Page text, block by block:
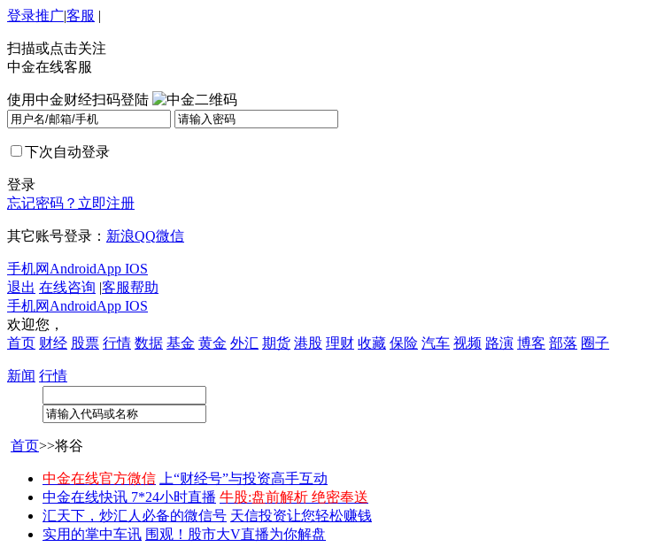
登录推广|客服 |
扫描或点击关注
中金在线客服
使用中金财经扫码登陆
下次自动登录
登录
忘记密码？ 立即注册
其它账号登录： 新浪QQ微信
手机网 AndroidApp IOS
退出 在线咨询 |客服帮助
手机网 AndroidApp IOS
欢迎您，
首页 财经 股票 行情 数据 基金 黄金 外汇 期货 港股 理财 收藏 保险 汽车 视频 路演 博客 部落 圈子
新闻 行情
首页>>将谷
中金在线官方微信
上“财经号”与投资高手互动
中金在线快讯 7*24小时直播 牛股:盘前解析 绝密奉送
汇天下，炒汇人必备的微信号 天信投资让您轻松赚钱
实用的掌中车讯 围观！股市大V直播为你解盘